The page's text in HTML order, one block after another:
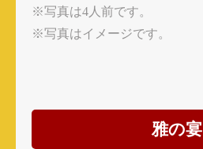
※写真は4人前です。
※写真はイメージです。
雅の宴